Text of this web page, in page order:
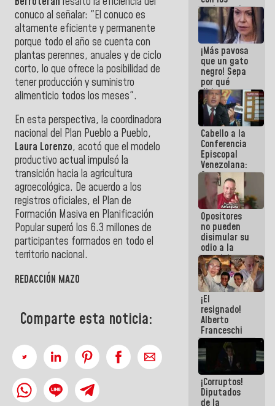
conuco al señalar: "El conuco es
altamente eficiente y permanente
porque todo el año se cuenta con
plantas perennes, anuales y de ciclo
corto, lo que ofrece la posibilidad de
tener producción y suministro
alimenticio todos los meses".
En esta perspectiva, la coordinadora
nacional del Plan Pueblo a Pueblo,
Laura Lorenzo, acotó que el modelo
productivo actual impulsó la
transición hacia la agricultura
agroecológica. De acuerdo a los
registros oficiales, el Plan de
Formación Masiva en Planificación
Popular superó los 6.3 millones de
participantes formados en todo el
territorio nacional.
REDACCIÓN MAZO
Comparte esta noticia:
trabajos de
mantenimiento
e inspección
en la Línea 2
¡Más pavosa
que un gato
negro! Sepa
por qué
dirigentes
opositores
se
desmarcan
de La Sayo
Cabello a la
Conferencia
Episcopal
Venezolana:
Son unos
inmorales,
ni una
botella de
agua han
llevado
Opositores
no pueden
disimular su
odio a la
paz del
pueblo
¡El
resignado!
Alberto
Franceschi
muestra su
frustración
ante
burguesía
de siempre
¡Corruptos!
Diputados
de la